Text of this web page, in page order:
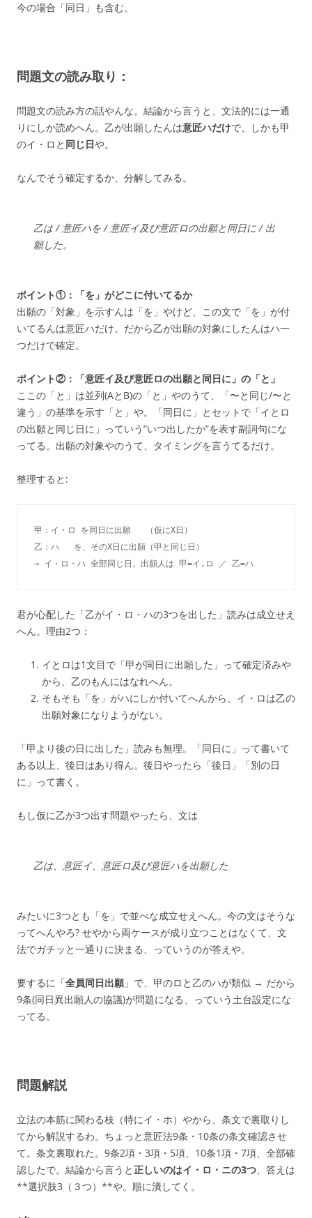
今の場合「同日」も含む。
問題文の読み取り：
問題文の読み方の話やんな。結論から言うと、文法的には一通
りにしか読めへん。乙が出願したんは意匠ハだけで、しかも甲
のイ・ロと 同じ日や。
なんでそう確定するか、分解してみる。
乙は / 意匠ハを / 意匠イ及び意匠ロの出願と同日に / 出
願した。
ポイント①：「を」がどこに付いてるか
出願の「対象」を示すんは「を」やけど、この文で「を」が付
いてるんは意匠ハだけ。だから乙が出願の対象にしたんはハ一
つだけで確定。
ポイント②：「意匠イ及び意匠ロの出願と同日に」の「と」
ここの「と」は並列(AとB)の「と」やのうて、「〜と同じ/〜と
違う」の基準を示す「と」や。「同日に」とセットで「イとロ
の出願と同じ日に」っていう”いつ出したか”を表す副詞句にな
ってる。出願の対象やのうて、タイミングを言うてるだけ。
整理すると:
→ イ・ロ・ハ 全部同じ日。出願人は 甲=イ,ロ ／ 乙=ハ
君が心配した「乙がイ・ロ・ハの3つを出した」読みは成立せえ
へん。理由2つ：
イとロは1文目で「甲が同日に出願した」って確定済みや
から、乙のもんにはなれへん。
そもそも「を」がハにしか付いてへんから、イ・ロは乙の
出願対象になりようがない。
「甲より後の日に出した」読みも無理。「同日に」って書いて
ある以上、後日はあり得ん。後日やったら「後日」「別の日
に」って書く。
もし仮に乙が3つ出す問題やったら、文は
乙は、意匠イ、意匠ロ及び意匠ハを出願した
みたいに3つとも「を」で並べな成立せえへん。今の文はそうな
ってへんやろ? せやから両ケースが成り立つことはなくて、文
法でガチッと一通りに決まる、っていうのが答えや。
要するに「全員同日出願」で、甲のロと乙のハが類似 → だから
9条(同日異出願人の協議)が問題になる、っていう土台設定にな
ってる。
問題解説
立法の本筋に関わる枝（特にイ・ホ）やから、条文で裏取りし
てから解説するわ。ちょっと意匠法9条・10条の条文確認させ
て。条文裏取れた。9条2項・3項・5項、10条1項・7項、全部確
認したで。結論から言うと正しいのはイ・ロ・ニの3つ、答えは
**選択肢3（３つ）**や。順に潰してく。